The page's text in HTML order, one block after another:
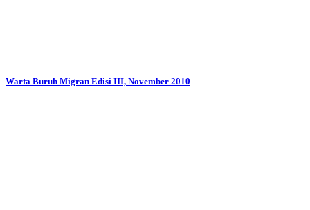
Warta Buruh Migran Edisi III, November 2010